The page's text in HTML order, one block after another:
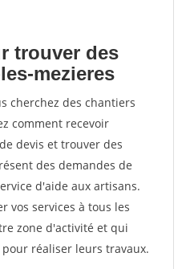
trouver des
mezieres
cherchez des chantiers
comment recevoir
devis et trouver des
des demandes de
d'aide aux artisans.
vos services à tous les
zone d'activité et qui
réaliser leurs travaux.